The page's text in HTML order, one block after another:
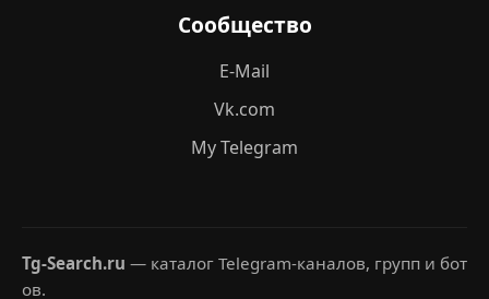
Сообщество
E-Mail
Vk.com
My Telegram
Tg-Search.ru — каталог Telegram-каналов, групп и бот
ов.